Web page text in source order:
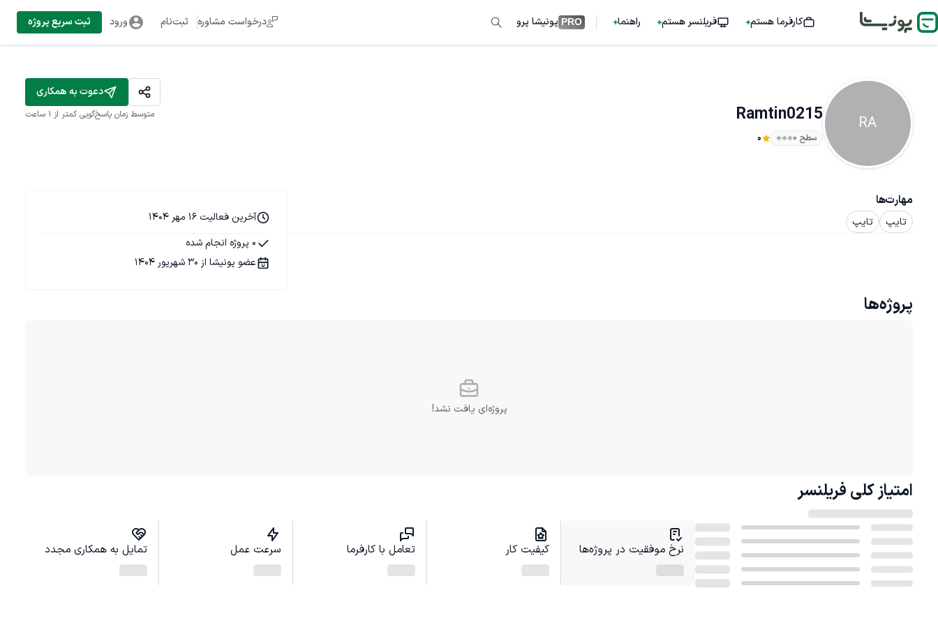
کارفرما هستم فریلنسر هستم راهنما PRO پونیشا پرو درخواست مشاوره ثبت‌نام ورود ثبت سریع پروژه
RA
Ramtin0215
سطح ۰ 0
دعوت به همکاری
متوسط زمان پاسخ‌گویی کمتر از 1 ساعت
مهارت‌ها
تایپ تایپ
آخرین فعالیت 16 مهر 1404
0 پروژه انجام شده
عضو پونیشا از 30 شهریور 1404
پروژه‌ها
پروژه‌ای یافت نشد!
امتیاز کلی فریلنسر
نرخ موفقیت در پروژه‌ها کیفیت کار تعامل با کارفرما سرعت عمل تمایل به همکاری مجدد